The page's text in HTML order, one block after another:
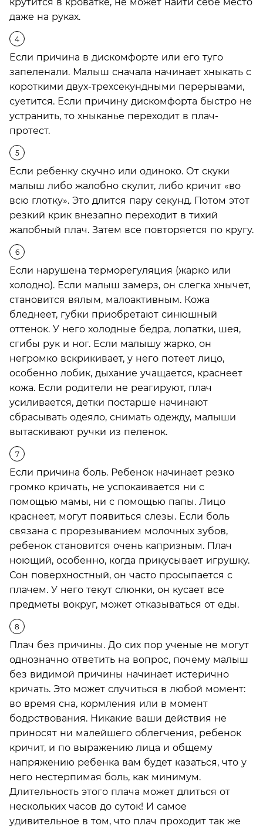
даже на руках.
Если причина в дискомфорте или его туго
запеленали. Малыш сначала начинает хныкать с
короткими двух-трехсекундными перерывами,
суетится. Если причину дискомфорта быстро не
устранить, то хныканье переходит в плач-
протест.
Если ребенку скучно или одиноко. От скуки
малыш либо жалобно скулит, либо кричит «во
всю глотку». Это длится пару секунд. Потом этот
резкий крик внезапно переходит в тихий
жалобный плач. Затем все повторяется по кругу.
Если нарушена терморегуляция (жарко или
холодно). Если малыш замерз, он слегка хнычет,
становится вялым, малоактивным. Кожа
бледнеет, губки приобретают синюшный
оттенок. У него холодные бедра, лопатки, шея,
сгибы рук и ног. Если малышу жарко, он
негромко вскрикивает, у него потеет лицо,
особенно лобик, дыхание учащается, краснеет
кожа. Если родители не реагируют, плач
усиливается, детки постарше начинают
сбрасывать одеяло, снимать одежду, малыши
вытаскивают ручки из пеленок.
Если причина боль. Ребенок начинает резко
громко кричать, не успокаивается ни с
помощью мамы, ни с помощью папы. Лицо
краснеет, могут появиться слезы. Если боль
связана с прорезыванием молочных зубов,
ребенок становится очень капризным. Плач
ноющий, особенно, когда прикусывает игрушку.
Сон поверхностный, он часто просыпается с
плачем. У него текут слюнки, он кусает все
предметы вокруг, может отказываться от еды.
Плач без причины. До сих пор ученые не могут
однозначно ответить на вопрос, почему малыш
без видимой причины начинает истерично
кричать. Это может случиться в любой момент:
во время сна, кормления или в момент
бодрствования. Никакие ваши действия не
приносят ни малейшего облегчения, ребенок
кричит, и по выражению лица и общему
напряжению ребенка вам будет казаться, что у
него нестерпимая боль, как минимум.
Длительность этого плача может длиться от
нескольких часов до суток! И самое
удивительное в том, что плач проходит так же